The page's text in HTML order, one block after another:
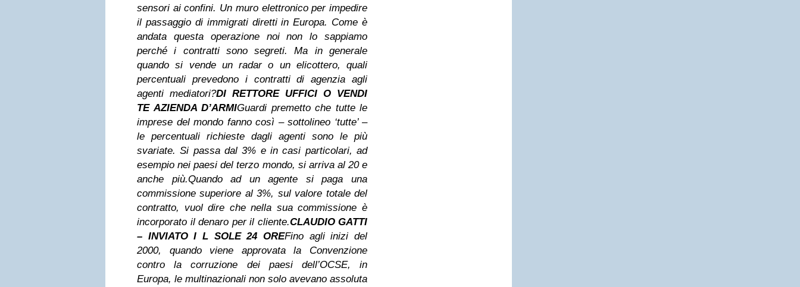
sensori ai confini. Un muro elettronico per impedire
il passaggio di immigrati diretti in Europa. Come è
andata questa operazione noi non lo sappiamo
perché i contratti sono segreti. Ma in generale
quandosi vende un radar o un elicottero, quali
percentuali prevedono i contratti di agenzia agli
agenti mediatori?DI RETTORE UFFICI O VENDI
TE AZIENDA D’ARMIGuardi premetto che tutte le
imprese del mondo fanno così – sottolineo ‘tutte’ –
le percentuali richieste dagli agenti sono le più
svariate. Si passa dal 3% e in casi particolari, ad
esempio neipaesi del terzo mondo, si arriva al 20 e
anche più.Quando ad un agente si paga una
commissione superiore al 3%, sul valore totale del
contratto, vuol dire che nella sua commissione è
incorporato il denaro per il cliente.CLAUDIO GATTI
– INVIATO I L SOLE 24 OREFino agli inizi del
2000, quando viene approvata la Convenzione
contro la corruzione dei paesi dell’OCSE, in
Europa, le multinazionali non solo avevano assoluta